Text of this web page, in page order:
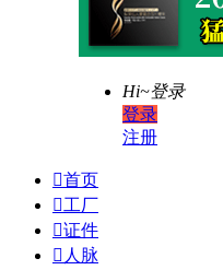
Hi~登录
登录
注册
首页
工厂
证件
 人脉